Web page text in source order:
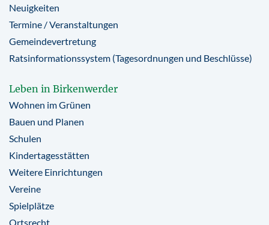
Neuigkeiten
Termine / Veranstaltungen
Gemeindevertretung
Ratsinformationssystem (Tagesordnungen und Beschlüsse)
Leben in Birkenwerder
Wohnen im Grünen
Bauen und Planen
Schulen
Kindertagesstätten
Weitere Einrichtungen
Vereine
Spielplätze
Ortsrecht